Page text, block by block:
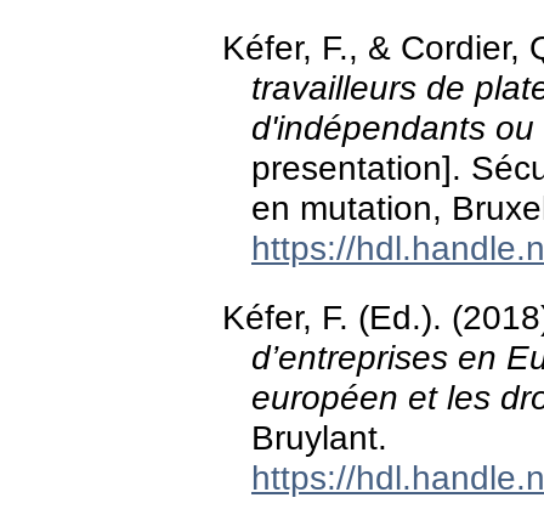
Kéfer, F., &
travailleurs de
d'indépendants
presentation].
en mutation,
https://
Kéfer, F. (Ed.).
d’entreprises en
européen et les
Bruylant.
https://